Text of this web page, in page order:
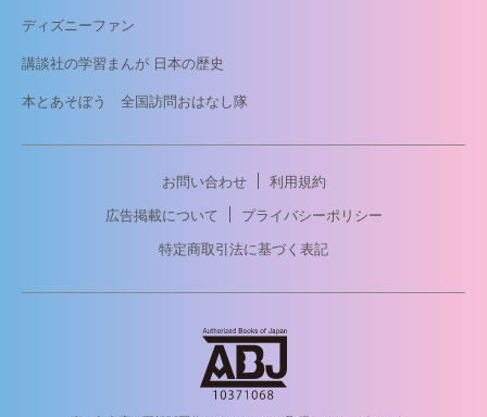
ディズニーファン
講談社の学習まんが 日本の歴史
本とあそぼう 全国訪問おはなし隊
お問い合わせ
利用規約
広告掲載について
プライバシーポリシー
特定商取引法に基づく表記